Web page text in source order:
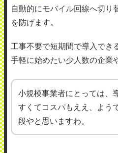
自動的にモバイル回線へ切り
を防げます。
工事不要で短期間で導入でき
手軽に始めたい少人数の企業
小規模事業者にとっては、
すくてコスパもええ、よう
段やと思いますわ。